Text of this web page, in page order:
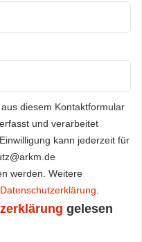
diesem Kontaktformular
erfasst und verarbeitet
kann jederzeit für
werden. Weitere
Datenschutzerklärung.
gelesen